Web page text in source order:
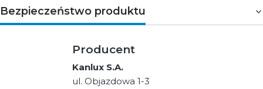
Bezpieczeństwo produktu
Producent
Kanlux S.A.
ul. Objazdowa 1-3